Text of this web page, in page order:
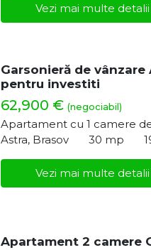
Vezi mai multe detalii
Garsonieră de
pentru investiti
62,900 € (negociabil)
Apartament cu 1 camere
Astra, Brasov
30 mp
Vezi mai multe detalii
Apartament 2 camere